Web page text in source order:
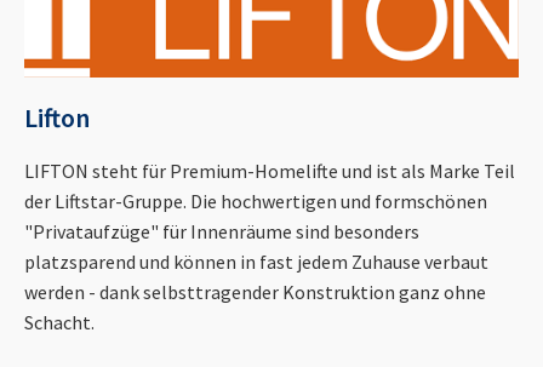
Lifton
LIFTON steht für Premium-Homelifte und ist als Marke Teil
der Liftstar-Gruppe. Die hochwertigen und formschönen
"Privataufzüge" für Innenräume sind besonders
platzsparend und können in fast jedem Zuhause verbaut
werden - dank selbsttragender Konstruktion ganz ohne
Schacht.